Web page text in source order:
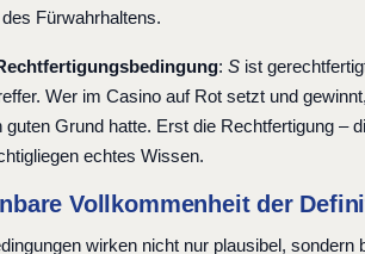
Fürwahrhaltens.
: S ist
Wer im Casino auf Rot setzt und
guten Grund hatte. Erst die Rechtfertigung –
echtes Wissen.
Vollkommenheit der
wirken nicht nur plausibel,